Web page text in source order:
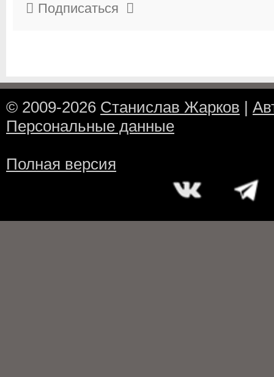
Подписаться
© 2009-2026 Станислав Жарков |
Персональные данные
Полная версия